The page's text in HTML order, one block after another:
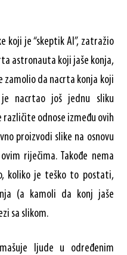
koji je “skeptik AI”, zatražio
astronauta koji jaše konja,
zamolio da nacrta konja koji
nacrtao još jednu sliku
odnose između ovih
proizvodi slike na osnovu
riječima. Takođe nema
koliko je teško to postati,
(a kamoli da konj jaše
sa slikom.
ljude u određenim